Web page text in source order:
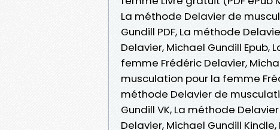
La méthode Delavier de
Gundill PDF, La méthode
Delavier, Michael Gundill
femme Frédéric Delavier,
musculation pour la femme
méthode Delavier de
Gundill VK, La méthode
Delavier, Michael Gundill